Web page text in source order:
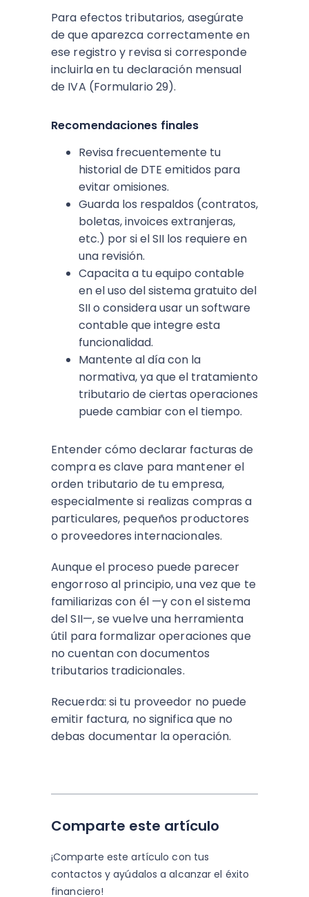
Para efectos tributarios, asegúrate
de que aparezca correctamente en
ese registro y revisa si corresponde
incluirla en tu declaración mensual
de IVA (Formulario 29).
Recomendaciones finales
Revisa frecuentemente tu
historial de DTE emitidos para
evitar omisiones.
Guarda los respaldos (contratos,
boletas, invoices extranjeras,
etc.) por si el SII los requiere en
una revisión.
Capacita a tu equipo contable
en el uso del sistema gratuito del
SII o considera usar un software
contable que integre esta
funcionalidad.
Mantente al día con la
normativa, ya que el tratamiento
tributario de ciertas operaciones
puede cambiar con el tiempo.
Entender cómo declarar facturas de
compra es clave para mantener el
orden tributario de tu empresa,
especialmente si realizas compras a
particulares, pequeños productores
o proveedores internacionales.
Aunque el proceso puede parecer
engorroso al principio, una vez que te
familiarizas con él —y con el sistema
del SII—, se vuelve una herramienta
útil para formalizar operaciones que
no cuentan con documentos
tributarios tradicionales.
Recuerda: si tu proveedor no puede
emitir factura, no significa que no
debas documentar la operación.
Comparte este artículo
¡Comparte este artículo con tus
contactos y ayúdalos a alcanzar el éxito
financiero!